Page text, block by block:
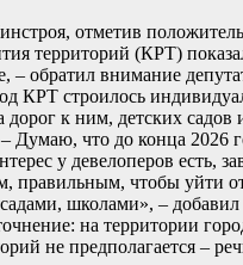
отметив
территорий (КРТ)
– обратил внимание
КРТ строилось
к ним, детских садов
Думаю, что до конца 2026
у девелоперов есть,
правильным, чтобы уйти
школами», – добавил
на территории
не предполагается –